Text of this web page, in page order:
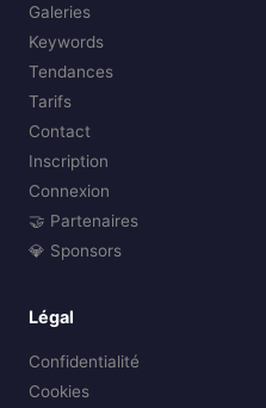
Galeries
Keywords
Tendances
Tarifs
Contact
Inscription
Connexion
🤝 Partenaires
💎 Sponsors
Légal
Confidentialité
Cookies